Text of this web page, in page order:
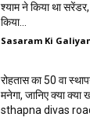
श्याम ने किया था
किया...
Sasaram Ki
रोहतास का 50 वा
मनेगा, जानिए क्या
sthapna divas